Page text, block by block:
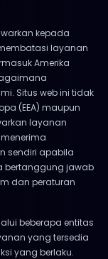
kepada
layanan
Amerika
Situs web ini tidak
(EEA) maupun
layanan
sendiri apabila
bertanggung jawab
dan peraturan
beberapa entitas
yang tersedia
yang berlaku.